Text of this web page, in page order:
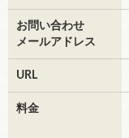
お問い合わせ
メールアドレス
URL
料金